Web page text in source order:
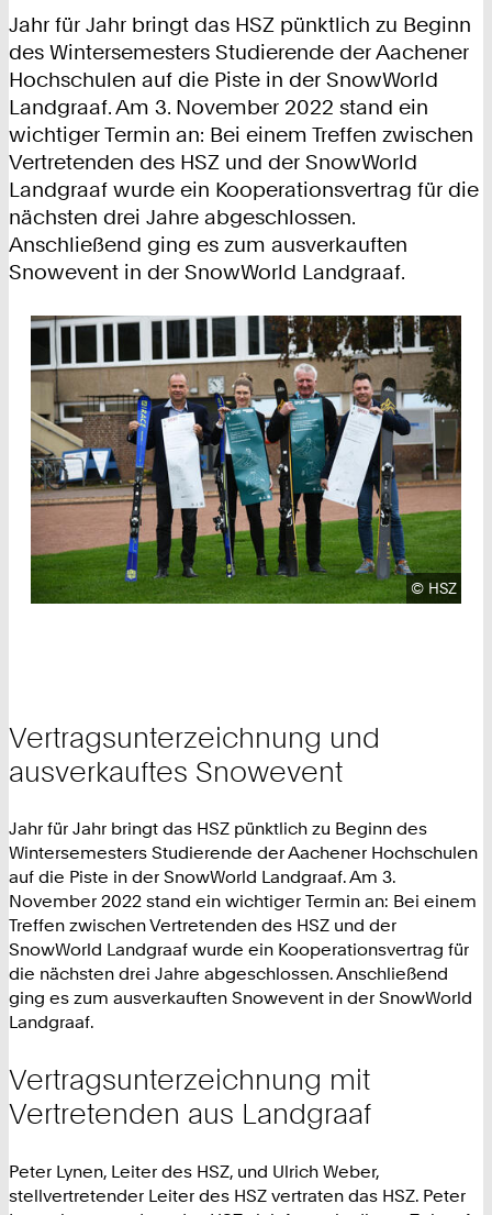
Jahr für Jahr bringt das HSZ pünktlich zu Beginn
des Wintersemesters Studierende der Aachener
Hochschulen auf die Piste in der SnowWorld
Landgraaf. Am 3. November 2022 stand ein
wichtiger Termin an: Bei einem Treffen zwischen
Vertretenden des HSZ und der SnowWorld
Landgraaf wurde ein Kooperationsvertrag für die
nächsten drei Jahre abgeschlossen.
Anschließend ging es zum ausverkauften
Snowevent in der SnowWorld Landgraaf.
© HSZ
Vertragsunterzeichnung und
ausverkauftes Snowevent
Jahr für Jahr bringt das HSZ pünktlich zu Beginn des
Wintersemesters Studierende der Aachener Hochschulen
auf die Piste in der SnowWorld Landgraaf. Am 3.
November 2022 stand ein wichtiger Termin an: Bei einem
Treffen zwischen Vertretenden des HSZ und der
SnowWorld Landgraaf wurde ein Kooperationsvertrag für
die nächsten drei Jahre abgeschlossen. Anschließend
ging es zum ausverkauften Snowevent in der SnowWorld
Landgraaf.
Vertragsunterzeichnung mit
Vertretenden aus Landgraaf
Peter Lynen, Leiter des HSZ, und Ulrich Weber,
stellvertretender Leiter des HSZ vertraten das HSZ. Peter